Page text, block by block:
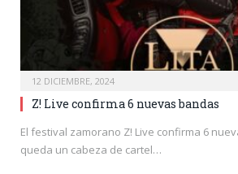
12 DICIEMBRE, 2024
Z! Live confirma 6 nuevas bandas
El festival zamorano Z! Live confirma 6
queda un cabeza de cartel…